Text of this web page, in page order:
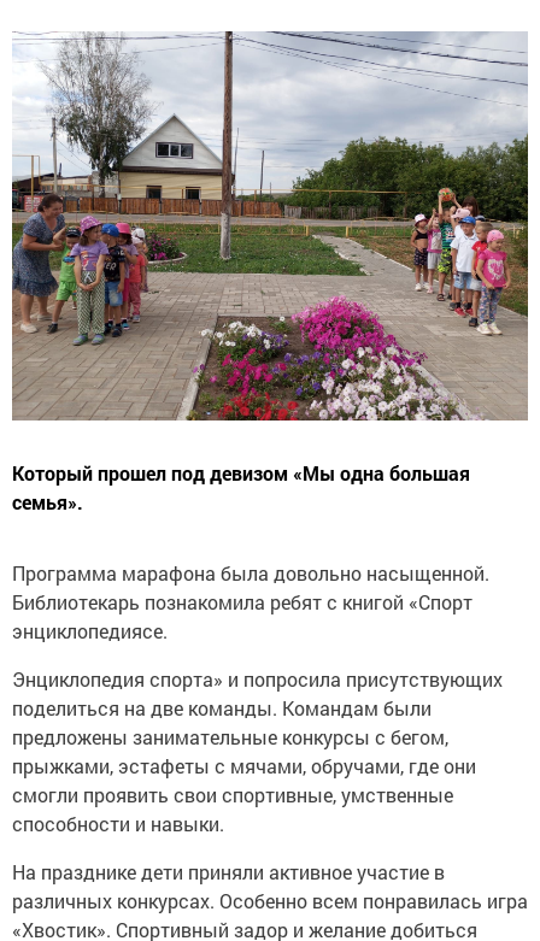
Который прошел под девизом «Мы одна большая
семья».
Программа марафона была довольно насыщенной.
Библиотекарь познакомила ребят с книгой «Спорт
энциклопедиясе.
Энциклопедия спорта» и попросила присутствующих
поделиться на две команды. Командам были
предложены занимательные конкурсы с бегом,
прыжками, эстафеты с мячами, обручами, где они
смогли проявить свои спортивные, умственные
способности и навыки.
На празднике дети приняли активное участие в
различных конкурсах. Особенно всем понравилась игра
«Хвостик». Спортивный задор и желание добиться